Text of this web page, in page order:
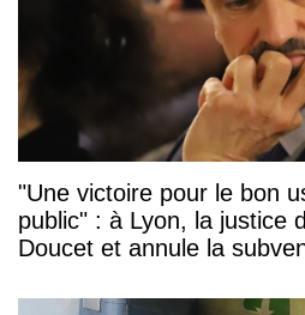
"Une victoire pour le bon
public" : à Lyon, la justice
Doucet et annule la